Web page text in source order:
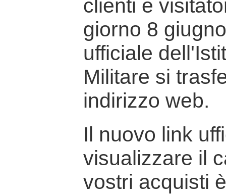
clienti e
giorno 8
ufficiale
Militare si
indirizzo web.
Il nuovo link
visualizzare il
vostri acquisti